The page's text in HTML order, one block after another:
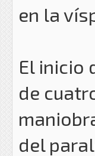
en la
El inicio
de
del